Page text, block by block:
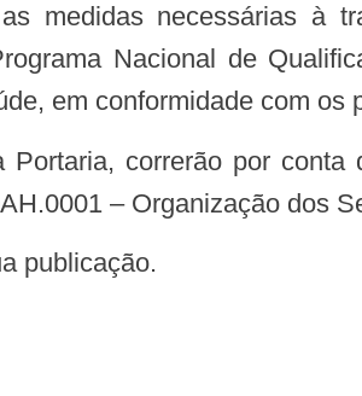
Nacional de
em conformidade com os
– Organização dos
publicação.